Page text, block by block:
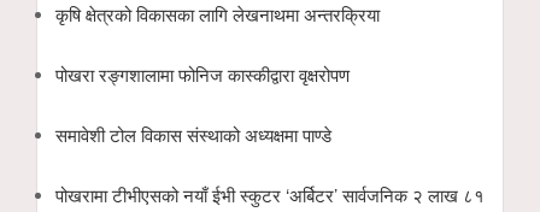
कृषि क्षेत्रको विकासका लागि लेखनाथमा अन्तरक्रिया
पोखरा रङ्गशालामा फोनिज कास्कीद्वारा वृक्षरोपण
समावेशी टोल विकास संस्थाको अध्यक्षमा पाण्डे
पोखरामा टीभीएसको नयाँ ईभी स्कुटर ‘अर्बिटर’ सार्वजनिक २ लाख ८१